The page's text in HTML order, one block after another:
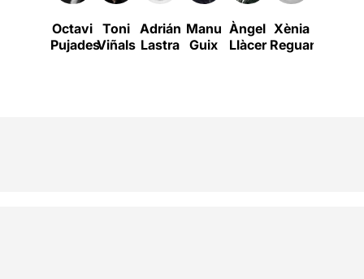
Octavi
Pujades
Toni
Viñals
Adrián
Lastra
Manu
Guix
Àngel
Llàcer
Xènia
Reguant